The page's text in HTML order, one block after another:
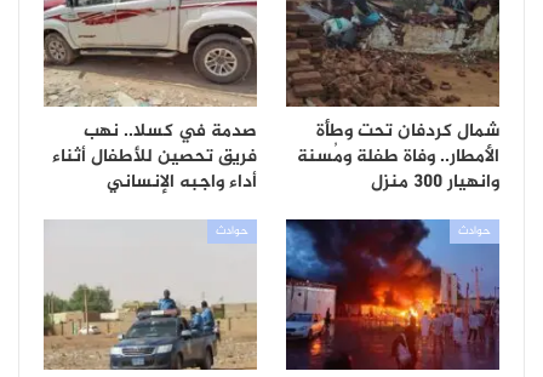
شمال كردفان تحت وطأة
الأمطار.. وفاة طفلة ومُسنة
وانهيار 300 منزل
صدمة في كسلا.. نهب
فريق تحصين للأطفال أثناء
أداء واجبه الإنساني
حوادث حوادث